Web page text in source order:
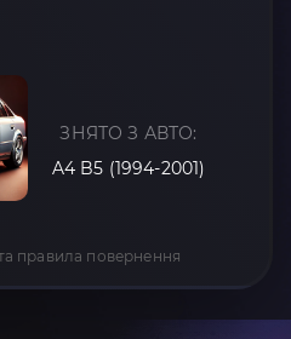
ЗНЯТО З АВТО:
A4 B5 (1994-2001)
правила повернення